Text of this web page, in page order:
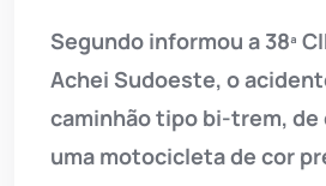
Segundo informou a 38ª
Achei Sudoeste, o
caminhão tipo bi-trem, de
uma motocicleta de cor